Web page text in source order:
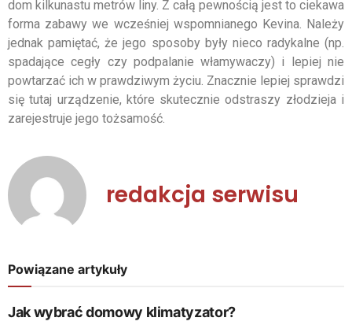
dom kilkunastu metrów liny. Z całą pewnością jest to ciekawa
forma zabawy we wcześniej wspomnianego Kevina. Należy
jednak pamiętać, że jego sposoby były nieco radykalne (np.
spadające cegły czy podpalanie włamywaczy) i lepiej nie
powtarzać ich w prawdziwym życiu. Znacznie lepiej sprawdzi
się tutaj urządzenie, które skutecznie odstraszy złodzieja i
zarejestruje jego tożsamość.
redakcja serwisu
Powiązane artykuły
Jak wybrać domowy klimatyzator?